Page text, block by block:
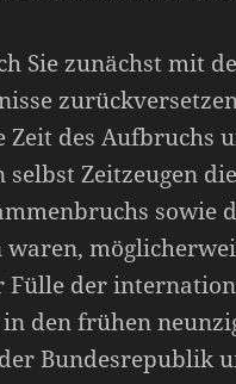
Sie zunächst mit
Zeit des Aufbruchs
selbst Zeitzeugen
sowie
Fülle der
den frühen
Bundesrepublik